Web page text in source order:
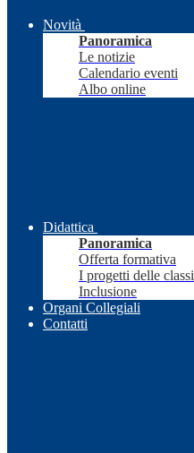
Novità
Panoramica
Le notizie
Calendario eventi
Albo online
Didattica
Panoramica
Offerta formativa
I progetti delle classi
Inclusione
Organi Collegiali
Contatti